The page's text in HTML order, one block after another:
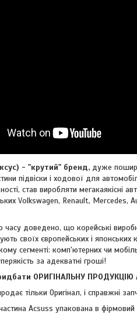
- "крутий" бренд, дуже
підвіски і ходової для
став виробляти мегакаякісні
Volkswagen, Renault, Mercedes,
часу доведено, що корейські
своїх європейських і
сегменті: комп'ютерних чи
за адекватні гроші!
ОРИГІНАЛЬНУ ПРОДУКЦІЮ
тільки Оригінал, і справжні
Acsuss упакована в